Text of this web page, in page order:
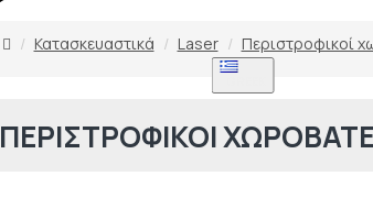
Κατασκευαστικά
Laser Περιστροφικοί
ΠΕΡΙΣΤΡΟΦΙΚΟΊ